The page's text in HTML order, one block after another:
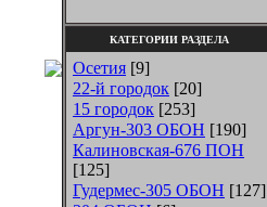
КАТЕГОРИИ РАЗДЕЛА
Осетия [9]
22-й городок [20]
15 городок [253]
Аргун-303 ОБОН [190]
Калиновская-676 ПОН
[125]
Гудермес-305 ОБОН [127]